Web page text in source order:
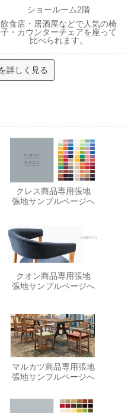
ショールーム2階
飲食店・居酒屋などで人気の椅
子・カウンターチェアを座って
比べられます。
詳しく見る
クレス商品専用張地
張地サンプルページへ
クオン商品専用張地
張地サンプルページへ
マルカツ商品専用張地
張地サンプルページへ